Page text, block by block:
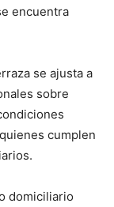
encuentra
se ajusta a
sobre
cumplen
domiciliario